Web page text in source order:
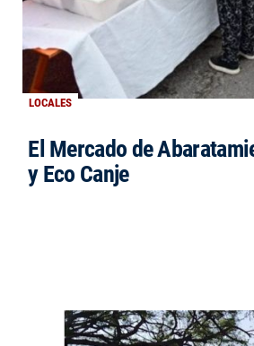
LOCALES
El Mercado de
y Eco Canje